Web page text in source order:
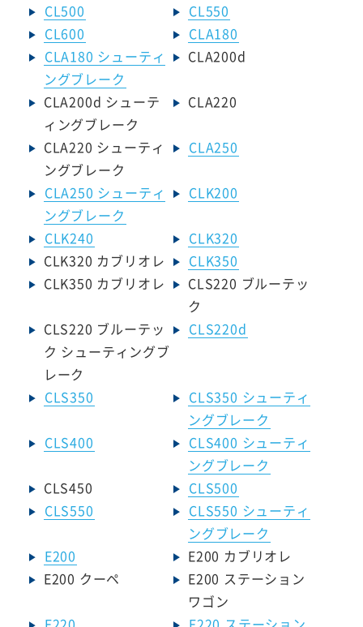
CL500
CL550
CL600
CLA180
CLA180 シューティ
ングブレーク
CLA200d
CLA200d シューテ
ィングブレーク
CLA220
CLA220 シューティ
ングブレーク
CLA250
CLA250 シューティ
ングブレーク
CLK200
CLK240
CLK320
CLK320 カブリオレ
CLK350
CLK350 カブリオレ
CLS220 ブルーテッ
ク
CLS220 ブルーテッ
ク シューティングブ
レーク
CLS220d
CLS350
CLS350 シューティ
ングブレーク
CLS400
CLS400 シューティ
ングブレーク
CLS450
CLS500
CLS550
CLS550 シューティ
ングブレーク
E200
E200 カブリオレ
E200 クーペ
E200 ステーション
ワゴン